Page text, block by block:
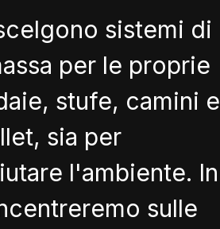
sistemi di
per le proprie
stufe, camini e
sia per
l'ambiente. In
sulle